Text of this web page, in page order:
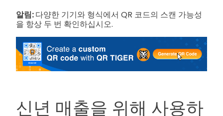
알림:다양한 기기와 형식에서 QR 코드의 스캔 가능성
을 항상 두 번 확인하십시오.
신년 매출을 위해 사용하